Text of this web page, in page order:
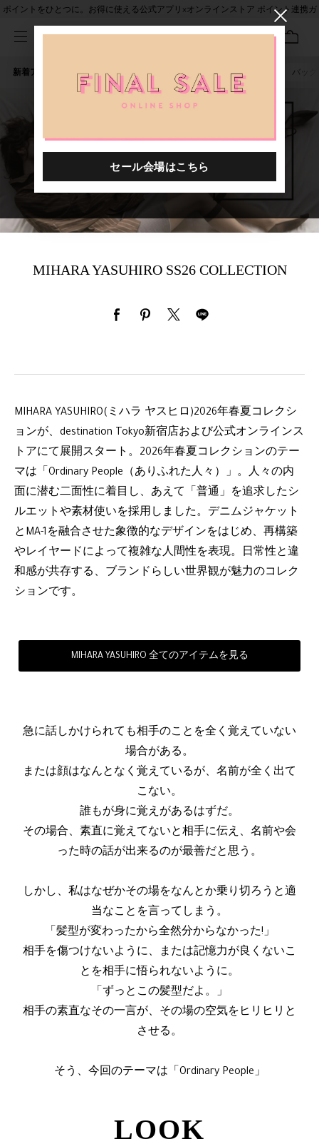
ポイントをひとつに。お得に使える公式アプリ×オンラインストア ポイント連携ガ
新着アイテム 人気ワード セール 40th限定 バッグ
MIHARA YASUHIRO SS26 COLLECTION
MIHARA YASUHIRO(ミハラ ヤスヒロ)2026年春夏コレクシ
ョンが、destination Tokyo新宿店および公式オンラインス
トアにて展開スタート。2026年春夏コレクションのテー
マは「Ordinary People（ありふれた人々）」。人々の内
面に潜む二面性に着目し、あえて「普通」を追求したシ
ルエットや素材使いを採用しました。デニムジャケット
とMA-1を融合させた象徴的なデザインをはじめ、再構築
やレイヤードによって複雑な人間性を表現。日常性と違
和感が共存する、ブランドらしい世界観が魅力のコレク
ションです。
MIHARA YASUHIRO 全てのアイテムを見る
急に話しかけられても相手のことを全く覚えていない
場合がある。
または顔はなんとなく覚えているが、名前が全く出て
こない。
誰もが身に覚えがあるはずだ。
その場合、素直に覚えてないと相手に伝え、名前や会
った時の話が出来るのが最善だと思う。
しかし、私はなぜかその場をなんとか乗り切ろうと適
当なことを言ってしまう。
「髪型が変わったから全然分からなかった!」
相手を傷つけないように、または記憶力が良くないこ
とを相手に悟られないように。
「ずっとこの髪型だよ。」
相手の素直なその一言が、その場の空気をヒリヒリと
させる。
そう、今回のテーマは「Ordinary People」
LOOK